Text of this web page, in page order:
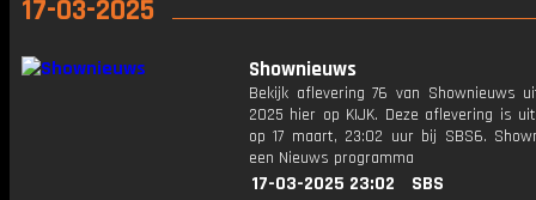
17-03-2025
Shownieuws
Bekijk aflevering 76 van Shownieuws
2025 hier op KIJK. Deze aflevering is
op 17 maart, 23:02 uur bij SBS6.
een Nieuws programma
17-03-2025 23:02
SBS